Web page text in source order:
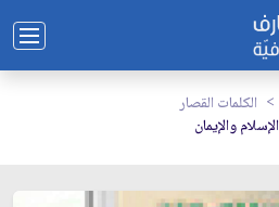
الكلمات القصار
الإسلام والإيمان